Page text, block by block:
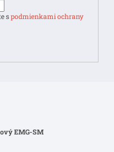
spodmienkami ochrany
EMG-SM